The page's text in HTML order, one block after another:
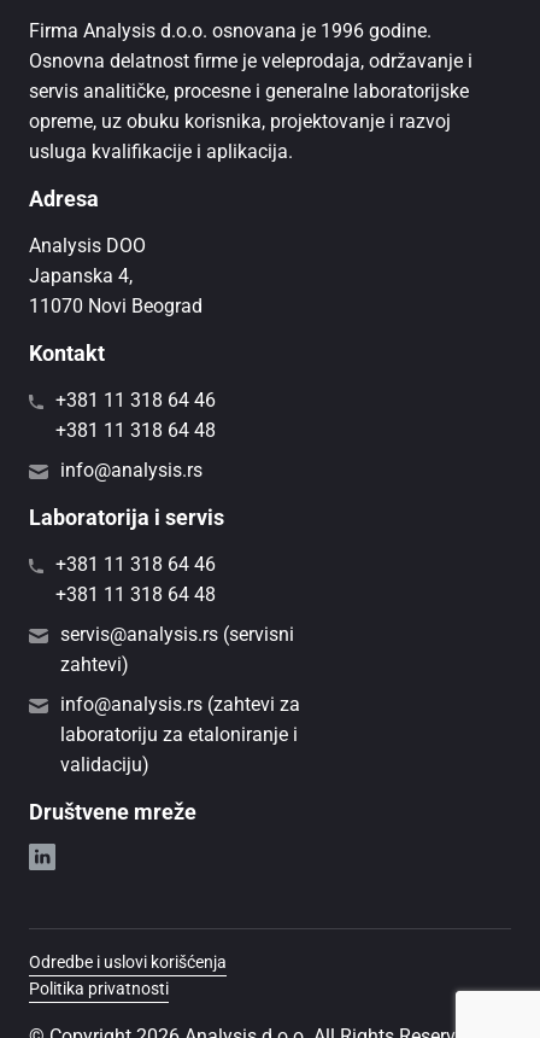
Firma Analysis d.o.o. osnovana je 1996 godine.
Osnovna delatnost firme je veleprodaja, održavanje i
servis analitičke, procesne i generalne laboratorijske
opreme, uz obuku korisnika, projektovanje i razvoj
usluga kvalifikacije i aplikacija.
Adresa
Analysis DOO
Japanska 4,
11070 Novi Beograd
Kontakt
+381 11 318 64 46
+381 11 318 64 48
info@analysis.rs
Laboratorija i servis
+381 11 318 64 46
+381 11 318 64 48
servis@analysis.rs (servisni
zahtevi)
info@analysis.rs (zahtevi za
laboratoriju za etaloniranje i
validaciju)
Društvene mreže
Odredbe i uslovi korišćenja
Politika privatnosti